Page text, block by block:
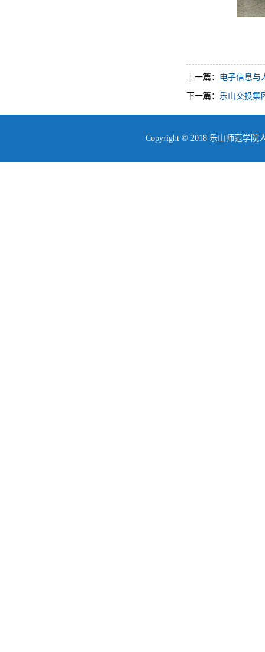
上一篇： 电子信息与
下一篇： 乐山交投集
Copyright © 2018 乐山师范学院